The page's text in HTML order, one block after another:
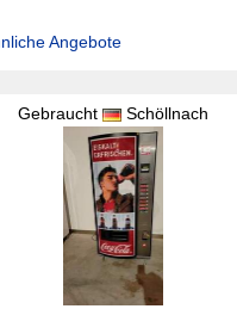
Angebote
Gebraucht Schöllnach